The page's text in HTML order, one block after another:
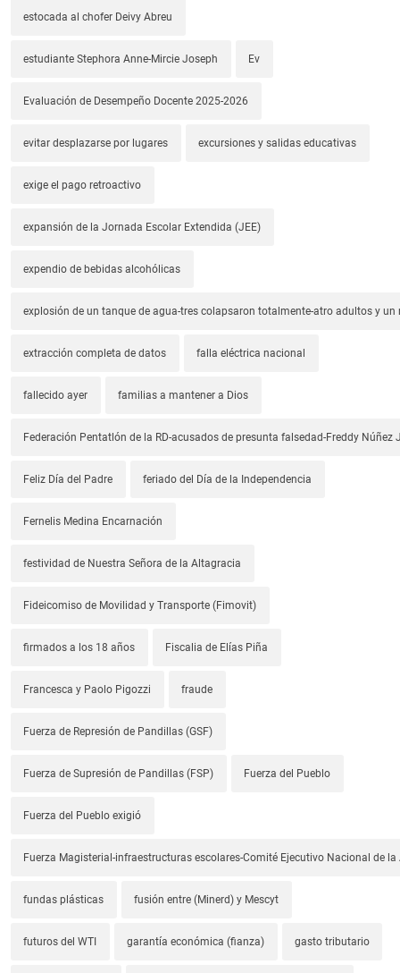
estocada al chofer Deivy Abreu
estudiante Stephora Anne-Mircie Joseph Ev
Evaluación de Desempeño Docente 2025-2026
evitar desplazarse por lugares excursiones y salidas educativas
exige el pago retroactivo
expansión de la Jornada Escolar Extendida (JEE)
expendio de bebidas alcohólicas
explosión de un tanque de agua-tres colapsaron totalmente-atro adultos y un
extracción completa de datos falla eléctrica nacional
fallecido ayer familias a mantener a Dios
Federación Pentatlón de la RD-acusados de presunta falsedad-Freddy Núñez
Feliz Día del Padre feriado del Día de la Independencia
Fernelis Medina Encarnación
festividad de Nuestra Señora de la Altagracia
Fideicomiso de Movilidad y Transporte (Fimovit)
firmados a los 18 años Fiscalia de Elías Piña
Francesca y Paolo Pigozzi fraude
Fuerza de Represión de Pandillas (GSF)
Fuerza de Supresión de Pandillas (FSP) Fuerza del Pueblo
Fuerza del Pueblo exigió
Fuerza Magisterial-infraestructuras escolares-Comité Ejecutivo Nacional de la
fundas plásticas fusión entre (Minerd) y Mescyt
futuros del WTI garantía económica (fianza) gasto tributario